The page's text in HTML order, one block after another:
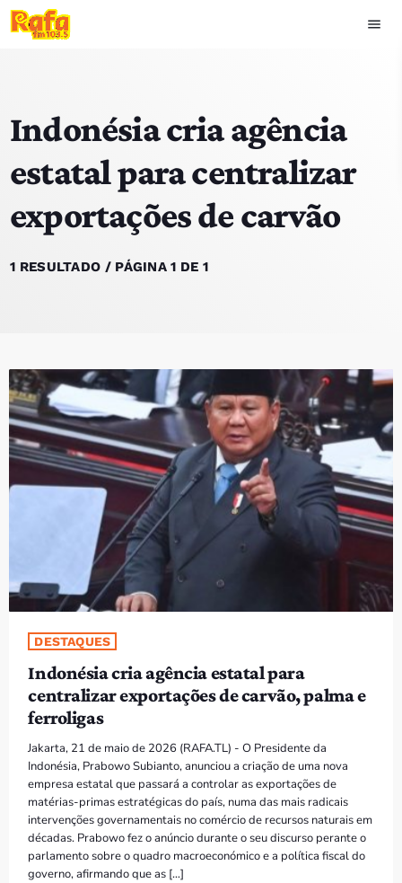
menu
play_arrow OUVIR RAFA
HOME
NOTÍCIAS
PODCASTS
PROGRAMAS
CONTACTOS
PORTUGUÊS keyboard_arrow_down
TÉTUM
PORTUGUÊS
PRÓXIMOS PROGRAMAS
Indonésia cria agência
estatal para centralizar
exportações de carvão
1 RESULTADO / PÁGINA 1 DE 1
DESTAQUES
Indonésia cria agência estatal para
centralizar exportações de carvão, palma e
ferroligas
Jakarta, 21 de maio de 2026 (RAFA.TL) - O Presidente da
Indonésia, Prabowo Subianto, anunciou a criação de uma nova
empresa estatal que passará a controlar as exportações de
matérias-primas estratégicas do país, numa das mais radicais
intervenções governamentais no comércio de recursos naturais em
décadas. Prabowo fez o anúncio durante o seu discurso perante o
parlamento sobre o quadro macroeconómico e a política fiscal do
governo, afirmando que as […]